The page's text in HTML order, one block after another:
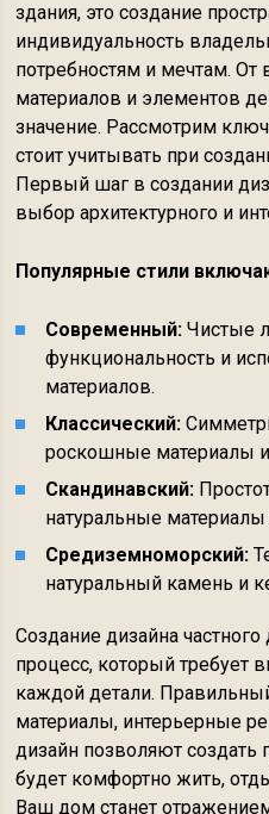
здания, это создание
индивидуальность
потребностям и мечтам. От
материалов и элементов
значение. Рассмотрим
стоит учитывать при
Первый шаг в создании
выбор архитектурного и
Популярные стили
Современный: Чистые
функциональность и
материалов.
Классический:
роскошные материалы
Скандинавский:
натуральные
Средиземноморский:
натуральный камень и
Создание дизайна
процесс, который требует
каждой детали.
материалы, интерьерные
дизайн позволяют создать
будет комфортно жить,
Ваш дом станет